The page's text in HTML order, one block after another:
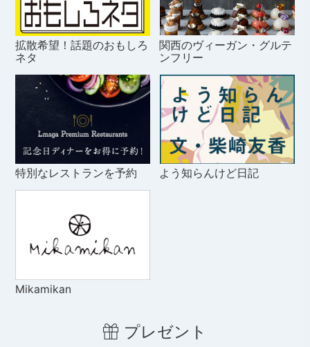
拡散希望！話題のおもしろ
ネタ
関西のヴィーガン・グルテ
ンフリー
特別なレストランを予約 よう知らんけど日記
Mikamikan
プレゼント